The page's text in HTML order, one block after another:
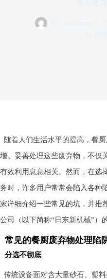
随着人们生活水平的提高，餐
增。妥善处理这些废弃物，不仅
有效利用息息相关。然而，在选
务时，许多用户常常会陷入各种
家详细介绍一些常见的坑，并推
公司（以下简称“日东新机械”）
常见的餐厨废弃物处理陷
分选不彻底
传统设备面对含大量砂石、塑